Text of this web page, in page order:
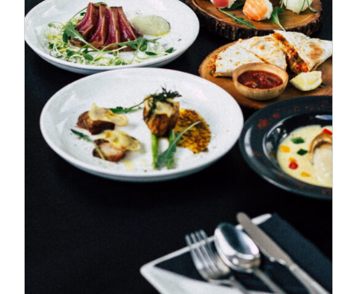
ADD TO CART / DÉTAILS